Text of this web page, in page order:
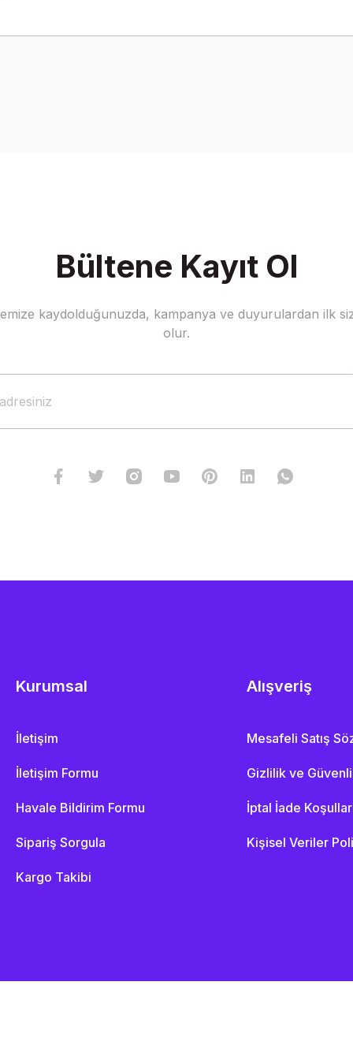
Gönder
Bültene Kayıt Ol
kaydolduğunuzda, kampanya ve duyurulardan ilk
olur.
Kurumsal
İletişim
İletişim Formu
Havale Bildirim Formu
Sipariş Sorgula
Kargo Takibi
Alışveriş
Mesafeli Satış
Gizlilik ve
İptal İade
Kişisel Veriler